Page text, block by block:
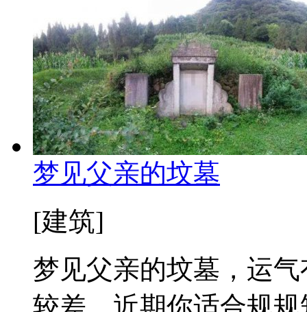
梦见父亲的坟墓
[建筑]
梦见父亲的坟墓，运
较差。近期你适合规